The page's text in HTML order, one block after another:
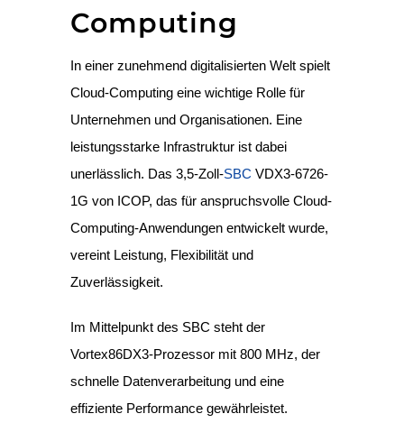
Computing
In einer zunehmend digitalisierten Welt spielt
Cloud-Computing eine wichtige Rolle für
Unternehmen und Organisationen. Eine
leistungsstarke Infrastruktur ist dabei
unerlässlich. Das 3,5-Zoll-SBC VDX3-6726-
1G von ICOP, das für anspruchsvolle Cloud-
Computing-Anwendungen entwickelt wurde,
vereint Leistung, Flexibilität und
Zuverlässigkeit.
Im Mittelpunkt des SBC steht der
Vortex86DX3-Prozessor mit 800 MHz, der
schnelle Datenverarbeitung und eine
effiziente Performance gewährleistet.